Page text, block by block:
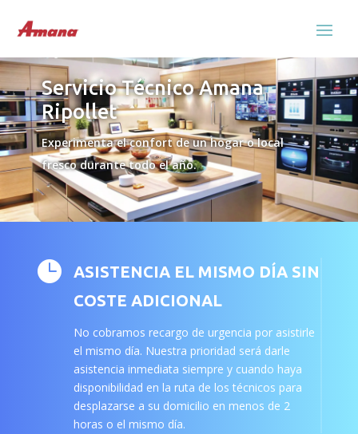
Servicio Técnico Amana
Ripollet
Experimenta el confort de un hogar o local
fresco durante todo el año.

ASISTENCIA EL MISMO DÍA SIN
COSTE ADICIONAL
No cobramos recargo de urgencia por asistirle
el mismo día. Nuestra prioridad será darle
asistencia inmediata siempre y cuando haya
disponibilidad en la ruta de los técnicos para
desplazarse a su domicilio en menos de 2
horas o el mismo día.